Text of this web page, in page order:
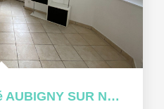
Appartement meublé AUBIGNY SUR NERE - 1 pièce(s) - 23.80 m2